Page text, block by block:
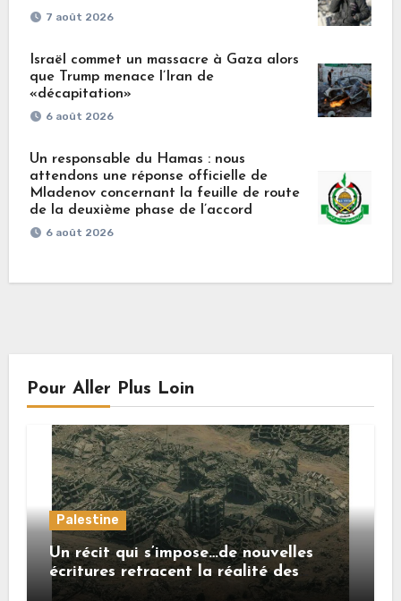
7 août 2026
Israël commet un massacre à Gaza alors
que Trump menace l’Iran de
«décapitation»
6 août 2026
Un responsable du Hamas : nous
attendons une réponse officielle de
Mladenov concernant la feuille de route
de la deuxième phase de l’accord
6 août 2026
Pour Aller Plus Loin
Palestine
Un récit qui s’impose…de nouvelles
écritures retracent la réalité des
crimes sionistes à Gaza